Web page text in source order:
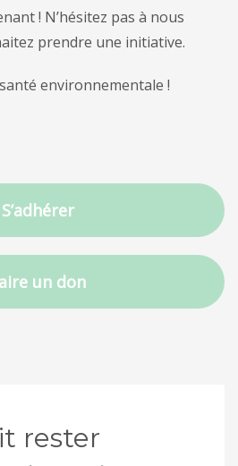
! N’hésitez pas à nous
prendre une initiative.
environnementale !
S’adhérer
un don
rester